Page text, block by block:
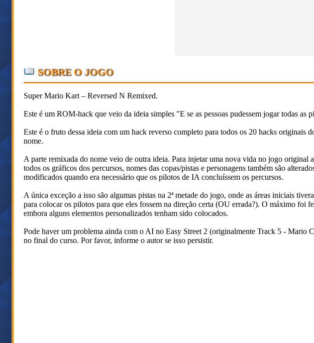
SOBRE O JOGO
Super Mario Kart – Reversed N Remixed.
Este é um ROM-hack que veio da ideia simples "E se as pessoas pudessem jogar todas as
Este é o fruto dessa ideia com um hack reverso completo para todos os 20 hacks originais
nome.
A parte remixada do nome veio de outra ideia. Para injetar uma nova vida no jogo original
todos os gráficos dos percursos, nomes das copas/pistas e personagens também são
modificados quando era necessário que os pilotos de IA concluíssem os percursos.
A única exceção a isso são algumas pistas na 2ª metade do jogo, onde as áreas iniciais
para colocar os pilotos para que eles fossem na direção certa (OU errada?). O máximo foi
embora alguns elementos personalizados tenham sido colocados.
Pode haver um problema ainda com o AI no Easy Street 2 (originalmente Track 5 - Mario
no final do curso. Por favor, informe o autor se isso persistir.